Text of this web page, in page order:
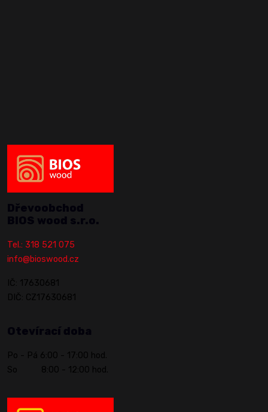
Dřevoobchod
BIOS wood s.r.o.
Tel.: 318 521 075
info@bioswood.cz
IČ: 17630681
DIČ: CZ17630681
Otevírací doba
Po - Pá 6:00 - 17:00 hod.
So 8:00 - 12:00 hod.